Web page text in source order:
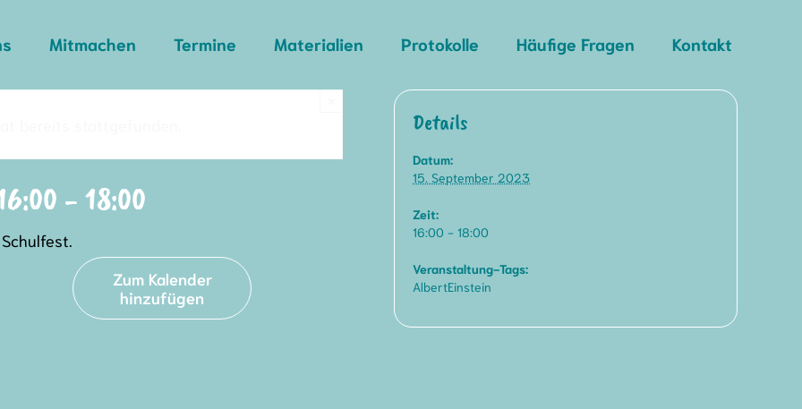
Mitmachen Termine Materialien Protokolle Häufige Fragen Kontakt
-18:00
Zum Kalender
hinzufügen
Details
Datum:
15. September 2023
Zeit:
16:00 - 18:00
Veranstaltung-Tags:
AlbertEinstein